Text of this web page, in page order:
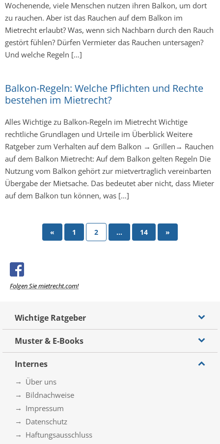
Wochenende, viele Menschen nutzen ihren Balkon, um dort
zu rauchen. Aber ist das Rauchen auf dem Balkon im
Mietrecht erlaubt? Was, wenn sich Nachbarn durch den Rauch
gestört fühlen? Dürfen Vermieter das Rauchen untersagen?
Und welche Regeln […]
Balkon-Regeln: Welche Pflichten und Rechte
bestehen im Mietrecht?
Alles Wichtige zu Balkon-Regeln im Mietrecht Wichtige
rechtliche Grundlagen und Urteile im Überblick Weitere
Ratgeber zum Verhalten auf dem Balkon → Grillen→ Rauchen
auf dem Balkon Mietrecht: Auf dem Balkon gelten Regeln Die
Nutzung vom Balkon gehört zur mietvertraglich vereinbarten
Übergabe der Mietsache. Das bedeutet aber nicht, dass Mieter
auf dem Balkon tun können, was […]
« 1 2 … 14 »
Folgen Sie mietrecht.com!
Wichtige Ratgeber
Muster & E-Books
Internes
Über uns
Bildnachweise
Impressum
Datenschutz
Haftungsausschluss